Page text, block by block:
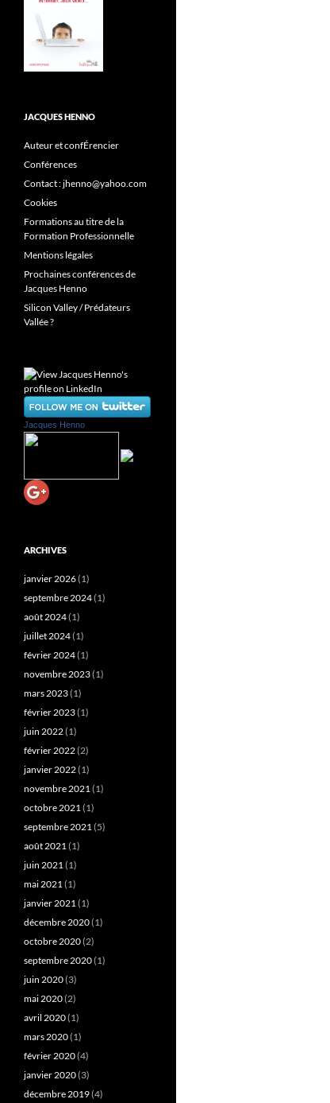
JACQUES HENNO
Auteur et confÉrencier
Conférences
Contact : jhenno@yahoo.com
Cookies
Formations au titre de la
Formation Professionnelle
Mentions légales
Prochaines conférences de
Jacques Henno
Silicon Valley / Prédateurs
Vallée ?
Jacques Henno
ARCHIVES
janvier 2026(1)
septembre 2024(1)
août 2024(1)
juillet 2024(1)
février 2024(1)
novembre 2023(1)
mars 2023(1)
février 2023(1)
juin 2022(1)
février 2022(2)
janvier 2022(1)
novembre 2021(1)
octobre 2021(1)
septembre 2021(5)
août 2021(1)
juin 2021(1)
mai 2021(1)
janvier 2021(1)
décembre 2020(1)
octobre 2020(2)
septembre 2020(1)
juin 2020(3)
mai 2020(2)
avril 2020(1)
mars 2020(1)
février 2020(4)
janvier 2020(3)
décembre 2019(4)